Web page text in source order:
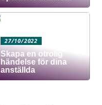
27/10/2022
Skapa en otrolig
händelse för dina
anställda